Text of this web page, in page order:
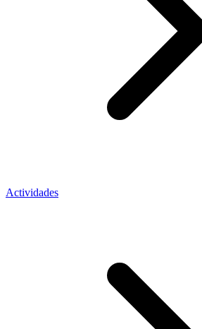
Actividades